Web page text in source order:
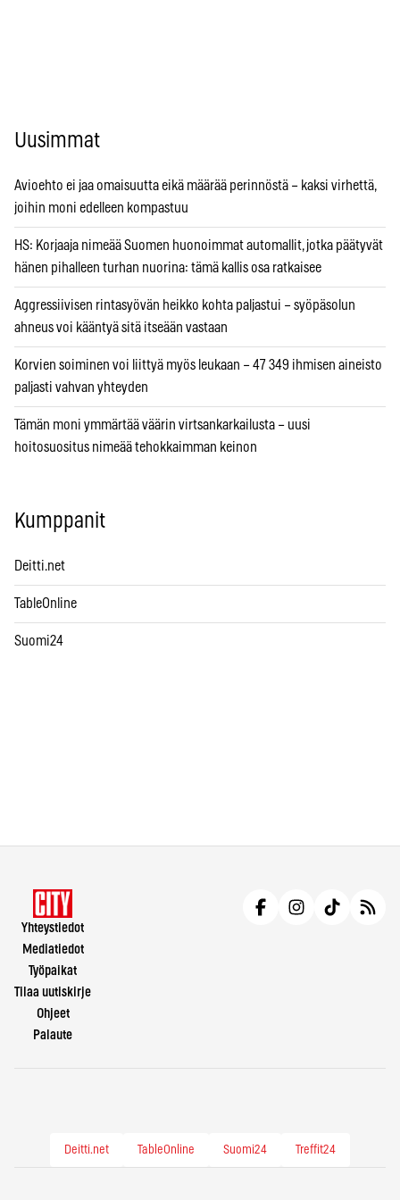
Uusimmat
Avioehto ei jaa omaisuutta eikä määrää perinnöstä – kaksi virhettä,
joihin moni edelleen kompastuu
HS: Korjaaja nimeää Suomen huonoimmat automallit, jotka päätyvät
hänen pihalleen turhan nuorina: tämä kallis osa ratkaisee
Aggressiivisen rintasyövän heikko kohta paljastui – syöpäsolun
ahneus voi kääntyä sitä itseään vastaan
Korvien soiminen voi liittyä myös leukaan – 47 349 ihmisen aineisto
paljasti vahvan yhteyden
Tämän moni ymmärtää väärin virtsankarkailusta – uusi
hoitosuositus nimeää tehokkaimman keinon
Kumppanit
Deitti.net
TableOnline
Suomi24
Yhteystiedot
Mediatiedot
Työpaikat
Tilaa uutiskirje
Ohjeet
Palaute
Deitti.net TableOnline Suomi24 Treffit24